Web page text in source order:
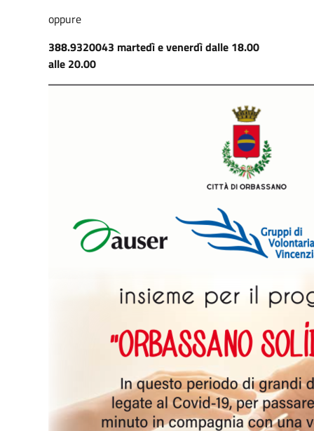
oppure
388.9320043 martedì e venerdì dalle 18.00
alle 20.00